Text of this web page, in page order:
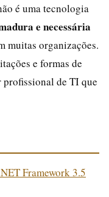
é uma tecnologia
e necessária
muitas organizações.
e formas de
profissional de TI que
Framework 3.5